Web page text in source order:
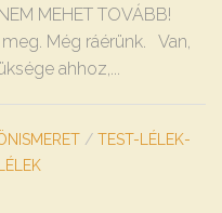
MEHET TOVÁBB!
Még ráérünk. Van,
ahhoz,...
/ TEST-LÉLEK-